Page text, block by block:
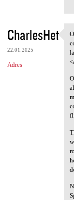
CharlesHet
22.01.2025
Adres